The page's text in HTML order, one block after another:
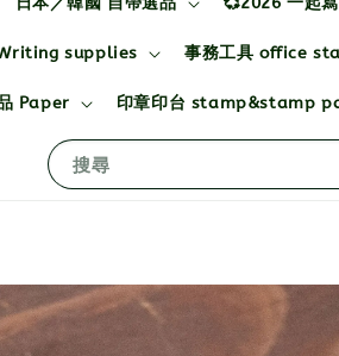
搜尋
supplies 事務工具 office
Paper 印章印台 stamp&stamp